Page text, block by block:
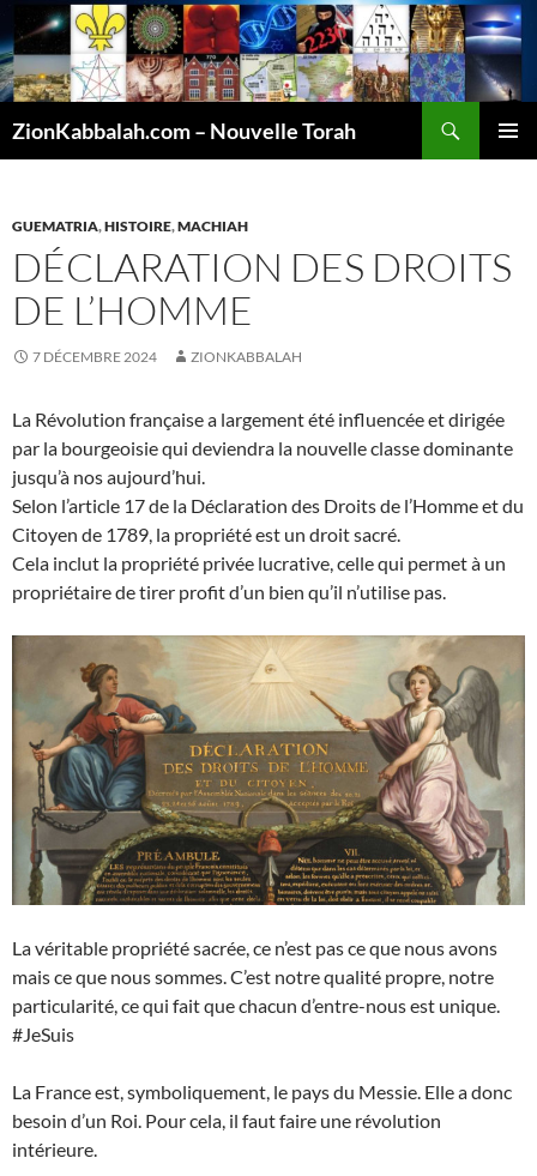
ZionKabbalah.com – Nouvelle Torah
GUEMATRIA,HISTOIRE,MACHIAH
DÉCLARATION DES DROITS
DE L’HOMME
7 DÉCEMBRE 2024 ZIONKABBALAH
La Révolution française a largement été influencée et dirigée
par la bourgeoisie qui deviendra la nouvelle classe dominante
jusqu’à nos aujourd’hui.
Selon l’article 17 de la Déclaration des Droits de l’Homme et du
Citoyen de 1789, la propriété est un droit sacré.
Cela inclut la propriété privée lucrative, celle qui permet à un
propriétaire de tirer profit d’un bien qu’il n’utilise pas.
La véritable propriété sacrée, ce n’est pas ce que nous avons
mais ce que nous sommes. C’est notre qualité propre, notre
particularité, ce qui fait que chacun d’entre-nous est unique.
#JeSuis
La France est, symboliquement, le pays du Messie. Elle a donc
besoin d’un Roi. Pour cela, il faut faire une révolution
intérieure.